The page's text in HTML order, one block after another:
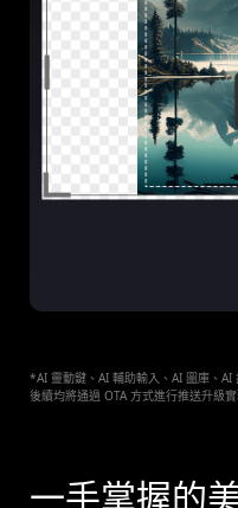
*AI 靈動鍵、AI 輔助輸入、AI 圖庫、AI
後續均將通過 OTA 方式進行推送升級
一手掌握的